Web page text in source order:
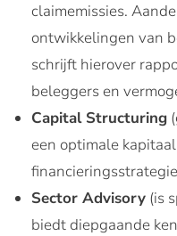
claimemissies.
ontwikkelingen van
schrijft hierover
beleggers en
Capital Structuring
een optimale
Sector Advisory (is
biedt diepgaande